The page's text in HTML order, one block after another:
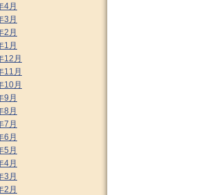
4月
3月
2月
1月
12月
11月
10月
9月
8月
7月
6月
5月
4月
3月
2月